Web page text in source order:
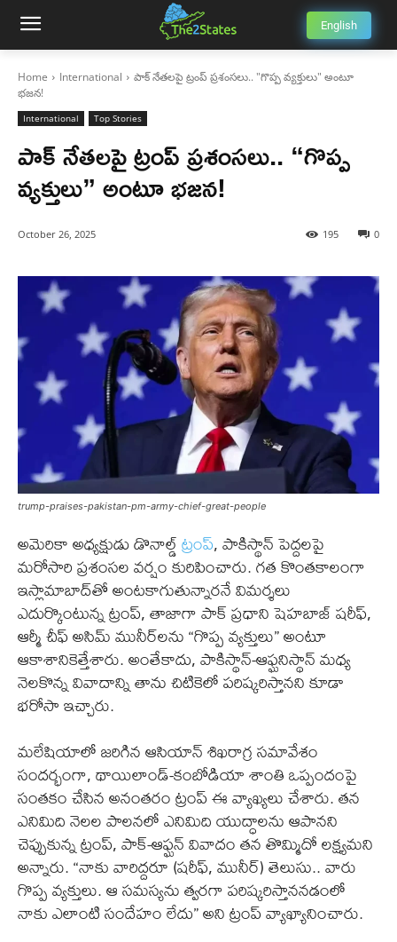
English
Home International
పాక్ నేతలపై ట్రంప్ ప్రశంసలు.. "గొప్ప వ్యక్తులు" అంటూ
భజన!
International Top Stories
పాక్ నేతలపై ట్రంప్ ప్రశంసలు.. “గొప్ప
వ్యక్తులు” అంటూ భజన!
October 26, 2025 0
195
trump-praises-pakistan-pm-army-chief-great-people
అమెరికా అధ్యక్షుడు డొనాల్డ్ట్రంప్, పాకిస్థాన్ పెద్దలపై
మరోసారి ప్రశంసల వర్షం కురిపించారు. గత కొంతకాలంగా
ఇస్లామాబాద్‌తో అంటకాగుతున్నారనే విమర్శలు
ఎదుర్కొంటున్న ట్రంప్, తాజాగా పాక్ ప్రధాని షెహబాజ్ షరీఫ్,
ఆర్మీ చీఫ్ అసిమ్ మునీర్‌లను “గొప్ప వ్యక్తులు” అంటూ
ఆకాశానికెత్తేశారు. అంతేకాదు, పాకిస్థాన్-ఆఫ్ఘనిస్థాన్ మధ్య
నెలకొన్న వివాదాన్ని తాను చిటికెలో పరిష్కరిస్తానని కూడా
భరోసా ఇచ్చారు.
మలేషియాలో జరిగిన ఆసియాన్ శిఖరాగ్ర సమావేశం
సందర్భంగా, థాయిలాండ్-కంబోడియా శాంతి ఒప్పందంపై
సంతకం చేసిన అనంతరం ట్రంప్ ఈ వ్యాఖ్యలు చేశారు. తన
ఎనిమిది నెలల పాలనలో ఎనిమిది యుద్ధాలను ఆపానని
చెప్పుకున్న ట్రంప్, పాక్-ఆఫ్ఘన్ వివాదం తన తొమ్మిదో లక్ష్యమని
అన్నారు. “నాకు వారిద్దరూ (షరీఫ్, మునీర్) తెలుసు.. వారు
గొప్ప వ్యక్తులు. ఆ సమస్యను త్వరగా పరిష్కరిస్తాననడంలో
నాకు ఎలాంటి సందేహం లేదు” అని ట్రంప్ వ్యాఖ్యానించారు.